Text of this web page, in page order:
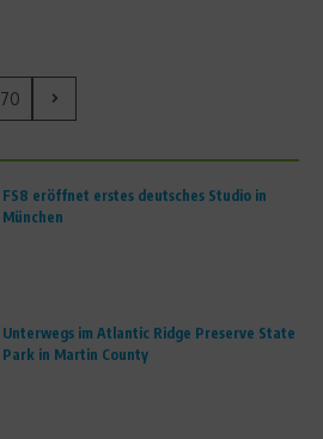
70
FS8 eröffnet erstes deutsches Studio in
München
Unterwegs im Atlantic Ridge Preserve State
Park in Martin County